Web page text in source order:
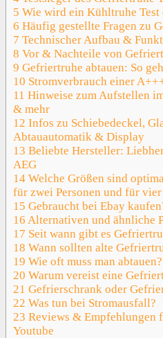
5 Wie wird ein Kühltruhe Test
6 Häufig gestellte Fragen zu
7 Technischer Aufbau &
8 Vor & Nachteile von
9 Gefriertruhe abtauen: So
10 Stromverbrauch einer
11 Hinweise zum Aufstellen
& mehr
12 Infos zu Schiebedeckel,
Abtauautomatik & Display
13 Beliebte Hersteller:
AEG
14 Welche Größen sind
für zwei Personen und für vier
15 Gebraucht bei Ebay
16 Alternativen und ähnliche
17 Seit wann gibt es
18 Wann sollten alte
19 Wie oft muss man abtauen?
20 Warum vereist eine
21 Gefrierschrank oder
22 Was tun bei Stromausfall?
23 Reviews & Empfehlungen
Youtube